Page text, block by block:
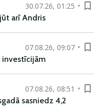
30.07.26, 01:25
arī Andris
07.08.26, 09:07
investīcijām
07.08.26, 08:51
sasniedz 4,2